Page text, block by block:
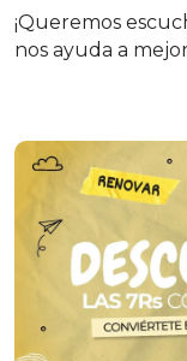
¡Queremos
nos ayuda a